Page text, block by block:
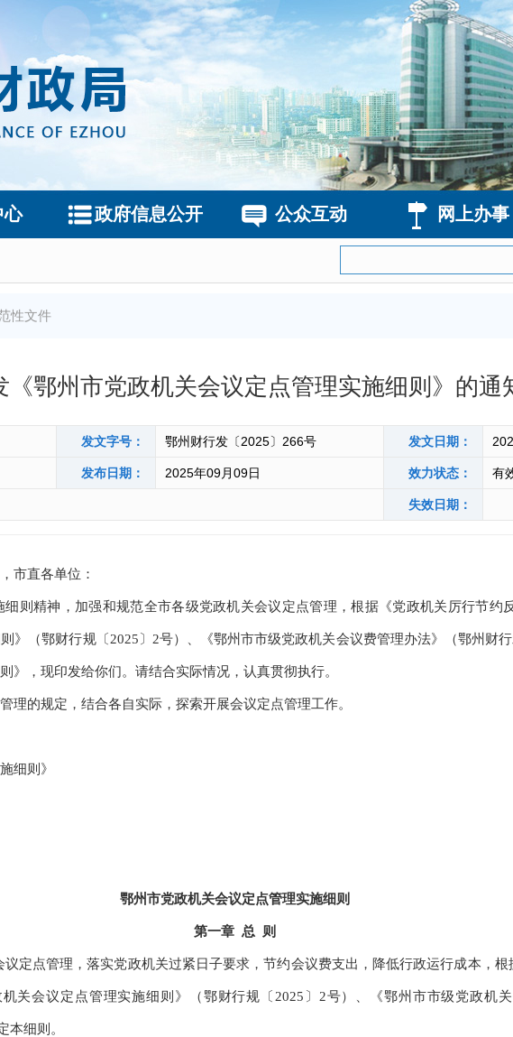
心 政府信息公开 公众互动 网上办事
性文件
《鄂州市党政机关会议定点管理实施细则》的通
发文字号： 鄂州财行发〔2025〕266号 发文日期：
发布日期： 2025年09月09日 效力状态： 有
失效日期：
市直各单位：
精神，加强和规范全市各级党政机关会议定点管理，根据《党政机关厉行节约
》（鄂财行规〔2025〕2号）、《鄂州市市级党政机关会议费管理办法》（鄂州财
》，现印发给你们。请结合实际情况，认真贯彻执行。
的规定，结合各自实际，探索开展会议定点管理工作。
细则》
鄂州市党政机关会议定点管理实施细则
第一章 总 则
点管理，落实党政机关过紧日子要求，节约会议费支出，降低行政运行成本，根
关会议定点管理实施细则》（鄂财行规〔2025〕2号）、《鄂州市市级党政机
本细则。